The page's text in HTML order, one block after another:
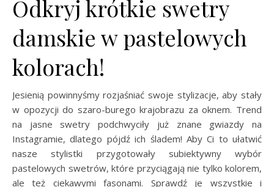
Odkryj krótkie swetry
damskie w pastelowych
kolorach!
Jesienią powinnyśmy rozjaśniać swoje stylizacje, aby stały
w opozycji do szaro-burego krajobrazu za oknem. Trend
na jasne swetry podchwyciły już znane gwiazdy na
Instagramie, dlatego pójdź ich śladem! Aby Ci to ułatwić
nasze stylistki przygotowały subiektywny wybór
pastelowych swetrów, które przyciągają nie tylko kolorem,
ale też ciekawymi fasonami. Sprawdź je wszystkie i